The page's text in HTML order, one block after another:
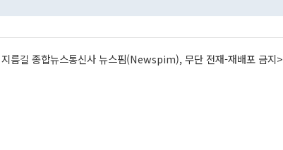
름길 종합뉴스통신사 뉴스핌(Newspim), 무단 전재-재배포 금지>